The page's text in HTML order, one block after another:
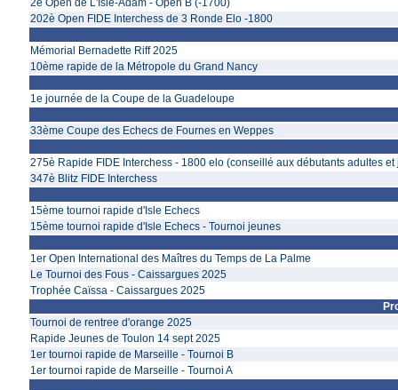
2e Open de L'Isle-Adam - Open B (-1700)
202è Open FIDE Interchess de 3 Ronde Elo -1800
Mémorial Bernadette Riff 2025
10ème rapide de la Métropole du Grand Nancy
1e journée de la Coupe de la Guadeloupe
33ème Coupe des Echecs de Fournes en Weppes
275è Rapide FIDE Interchess - 1800 elo (conseillé aux débutants adultes et
347è Blitz FIDE Interchess
15ème tournoi rapide d'Isle Echecs
15ème tournoi rapide d'Isle Echecs - Tournoi jeunes
1er Open International des Maîtres du Temps de La Palme
Le Tournoi des Fous - Caissargues 2025
Trophée Caïssa - Caissargues 2025
Tournoi de rentree d'orange 2025
Rapide Jeunes de Toulon 14 sept 2025
1er tournoi rapide de Marseille - Tournoi B
1er tournoi rapide de Marseille - Tournoi A